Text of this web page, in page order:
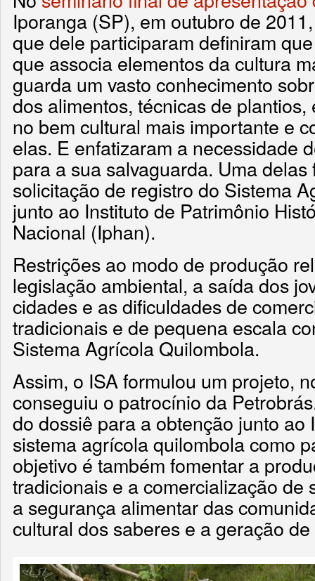
Iporanga (SP), em outubro de
que dele participaram definiram
que associa elementos da cultura
guarda um vasto conhecimento
dos alimentos, técnicas de
no bem cultural mais importante e
elas. E enfatizaram a necessidade
para a sua salvaguarda. Uma
solicitação de registro do Sistema
junto ao Instituto de Patrimônio
Nacional (Iphan).
Restrições ao modo de produção
legislação ambiental, a saída dos
cidades e as dificuldades de
tradicionais e de pequena escala
Sistema Agrícola Quilombola.
Assim, o ISA formulou um projeto,
conseguiu o patrocínio da
do dossiê para a obtenção junto ao
sistema agrícola quilombola como
objetivo é também fomentar a
tradicionais e a comercialização de
a segurança alimentar das
cultural dos saberes e a geração